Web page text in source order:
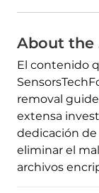
About the
El contenido
removal
extensa
dedicación
eliminar el
archivos